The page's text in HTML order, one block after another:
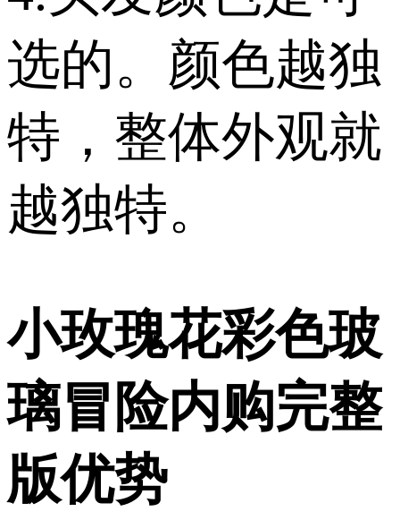
选的。颜色越独
特，整体外观就
越独特。
小玫瑰花彩色玻
璃冒险内购完整
版优势